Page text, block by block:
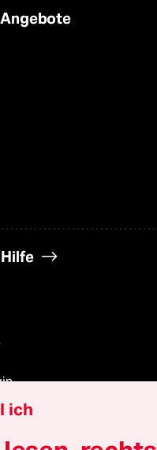
Abonnierende
ich